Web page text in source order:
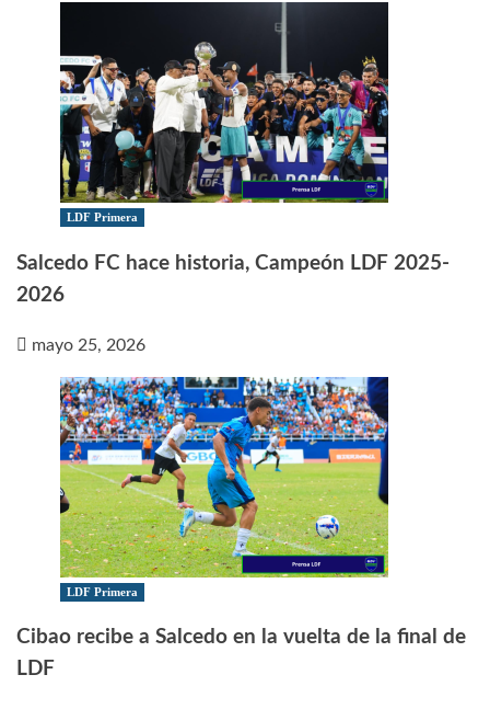
LDF Primera
Salcedo FC hace historia, Campeón LDF 2025-
2026
mayo 25, 2026
LDF Primera
Cibao recibe a Salcedo en la vuelta de la final de
LDF